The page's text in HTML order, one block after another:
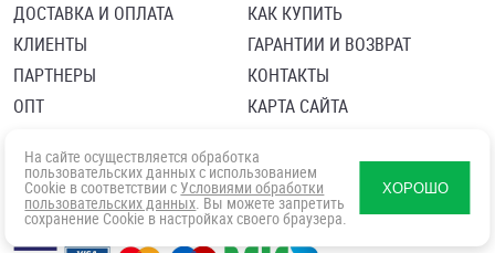
ДОСТАВКА И ОПЛАТА
КЛИЕНТЫ
ПАРТНЕРЫ
ОПТ
КАК КУПИТЬ
ГАРАНТИИ И ВОЗВРАТ
КОНТАКТЫ
КАРТА САЙТА
Политика в отношении обработки персональных данных
Согласие посетителя сайта на обработку персональных данны
На сайте осуществляется обработка
пользовательских данных с использованием
Cookie в соответствии с Условиями обработки
пользовательских данных. Вы можете запретить
сохранение Cookie в настройках своего браузера.
ХОРОШО